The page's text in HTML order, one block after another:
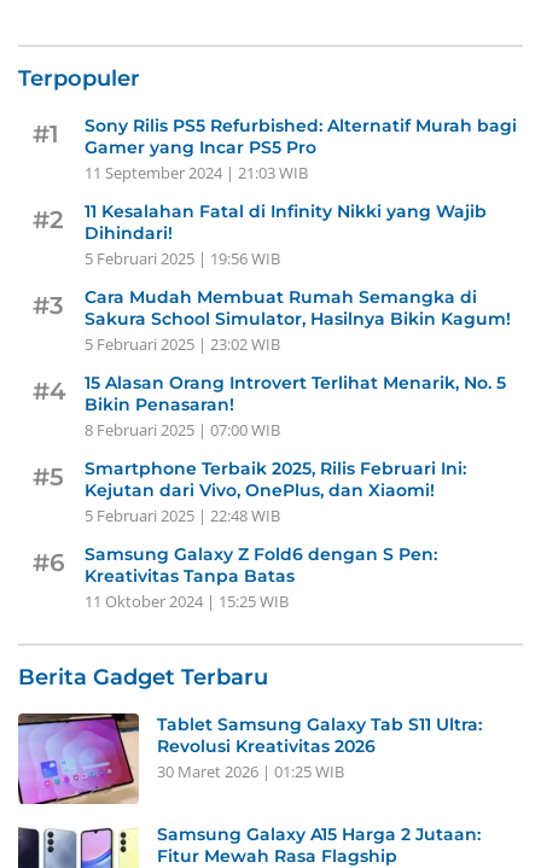
Terpopuler
#1
Sony Rilis PS5 Refurbished: Alternatif Murah bagi
Gamer yang Incar PS5 Pro
11 September 2024 | 21:03 WIB
#2
11 Kesalahan Fatal di Infinity Nikki yang Wajib
Dihindari!
5 Februari 2025 | 19:56 WIB
#3
Cara Mudah Membuat Rumah Semangka di
Sakura School Simulator, Hasilnya Bikin Kagum!
5 Februari 2025 | 23:02 WIB
#4
15 Alasan Orang Introvert Terlihat Menarik, No. 5
Bikin Penasaran!
8 Februari 2025 | 07:00 WIB
#5
Smartphone Terbaik 2025, Rilis Februari Ini:
Kejutan dari Vivo, OnePlus, dan Xiaomi!
5 Februari 2025 | 22:48 WIB
#6
Samsung Galaxy Z Fold6 dengan S Pen:
Kreativitas Tanpa Batas
11 Oktober 2024 | 15:25 WIB
Berita Gadget Terbaru
Tablet Samsung Galaxy Tab S11 Ultra:
Revolusi Kreativitas 2026
30 Maret 2026 | 01:25 WIB
Samsung Galaxy A15 Harga 2 Jutaan:
Fitur Mewah Rasa Flagship